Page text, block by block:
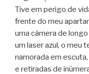
Tive em perigo de
frente do meu
uma câmera de
um laser azul, o meu
namorada em
e retiradas de